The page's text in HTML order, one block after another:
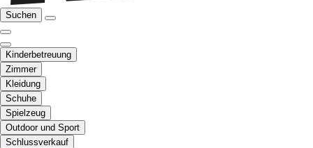
Suchen
Kinderbetreuung
Zimmer
Kleidung
Schuhe
Spielzeug
Outdoor und Sport
Schlussverkauf